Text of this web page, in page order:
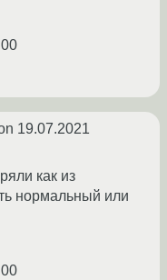
19.07.2021
как из
нормальный или